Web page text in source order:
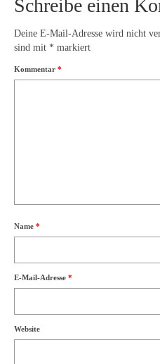
Schreibe einen
Deine E-Mail-Adresse wird nicht
sind mit * markiert
Kommentar *
Name *
E-Mail-Adresse *
Website